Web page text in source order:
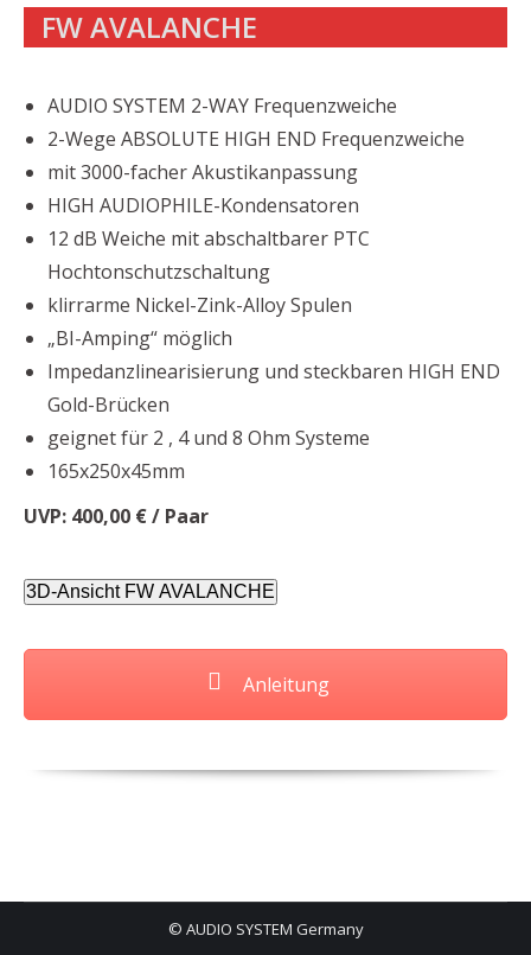
FW AVALANCHE
AUDIO SYSTEM 2-WAY Frequenzweiche
2-Wege ABSOLUTE HIGH END Frequenzweiche
mit 3000-facher Akustikanpassung
HIGH AUDIOPHILE-Kondensatoren
12 dB Weiche mit abschaltbarer PTC
Hochtonschutzschaltung
klirrarme Nickel-Zink-Alloy Spulen
„BI-Amping“ möglich
Impedanzlinearisierung und steckbaren HIGH END
Gold-Brücken
geignet für 2 , 4 und 8 Ohm Systeme
165x250x45mm
UVP: 400,00 € / Paar
3D-Ansicht FW AVALANCHE
Anleitung
© AUDIO SYSTEM Germany